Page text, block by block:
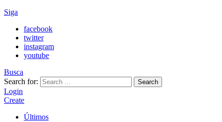
Siga
facebook
twitter
instagram
youtube
Busca
Search for:
Search
Login
Create
Últimos